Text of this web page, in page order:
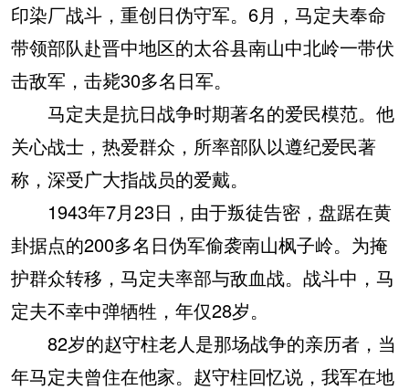
印染厂战斗，重创日伪守军。6月，马定夫奉命
带领部队赴晋中地区的太谷县南山中北岭一带伏
击敌军，击毙30多名日军。
马定夫是抗日战争时期著名的爱民模范。他
关心战士，热爱群众，所率部队以遵纪爱民著
称，深受广大指战员的爱戴。
1943年7月23日，由于叛徒告密，盘踞在黄
卦据点的200多名日伪军偷袭南山枫子岭。为掩
护群众转移，马定夫率部与敌血战。战斗中，马
定夫不幸中弹牺牲，年仅28岁。
82岁的赵守柱老人是那场战争的亲历者，当
年马定夫曾住在他家。赵守柱回忆说，我军在地